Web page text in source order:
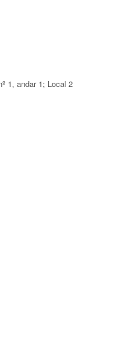
1, andar 1; Local 2